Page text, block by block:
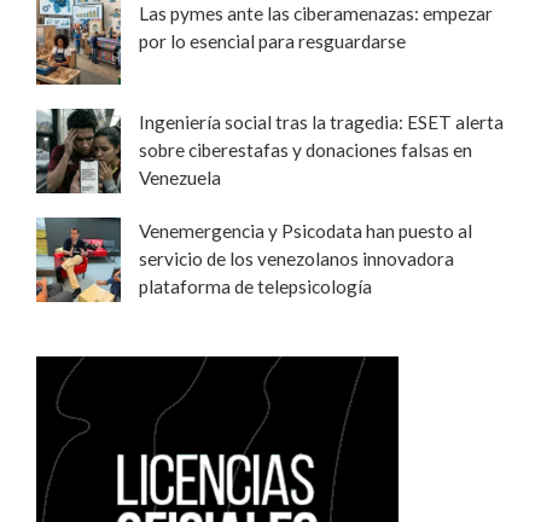
Las pymes ante las ciberamenazas: empezar
por lo esencial para resguardarse
Ingeniería social tras la tragedia: ESET alerta
sobre ciberestafas y donaciones falsas en
Venezuela
Venemergencia y Psicodata han puesto al
servicio de los venezolanos innovadora
plataforma de telepsicología